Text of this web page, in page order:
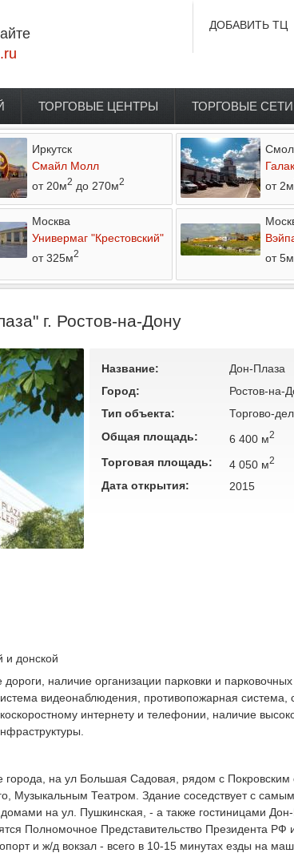
ДОБАВИТЬ ТЦ
ТОРГОВЫЕ ЦЕНТРЫ ТОРГОВЫЕ СЕТИ
Иркутск
Смайл Молл
от 20м2 до 270м2
от 2м
Москва
Универмаг "Крестовский"
от 325м2
от 5м
г. Ростов-на-Дону
Название:
Дон-Плаза
Город:
Ростов-на-
Тип объекта:
Торгово-
Общая площадь:
6 400 м2
Торговая площадь: 4 050 м2
Дата открытия: 2015
и донской
наличие организации парковки и парковочных
видеонаблюдения, противопожарная система,
интернету и телефонии, наличие
города, на ул Большая Садовая, рядом с Покровским
Музыкальным Театром. Здание соседствует с
на ул. Пушкинская, - а также гостиницами
Полномочное Представительство Президента
и ж/д вокзал - всего в 10-15 минутах езды на